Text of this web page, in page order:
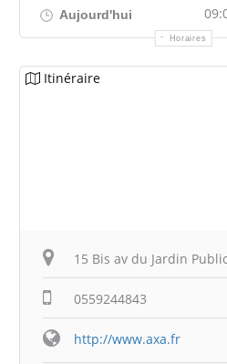
Aujourd'hui
Horaires
Itinéraire
15 Bis av du Jardin
0559244843
http://www.axa.fr